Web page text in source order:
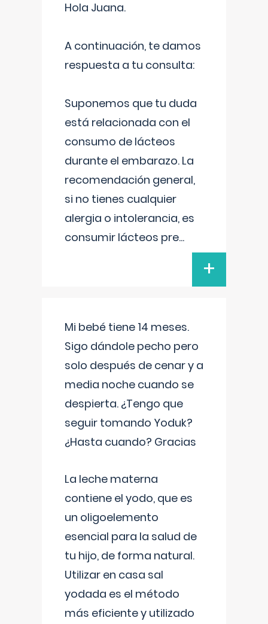
Hola Juana.
A continuación, te damos
respuesta a tu consulta:
Suponemos que tu duda
está relacionada con el
consumo de lácteos
durante el embarazo. La
recomendación general,
si no tienes cualquier
alergia o intolerancia, es
consumir lácteos pre...
+
Mi bebé tiene 14 meses.
Sigo dándole pecho pero
solo después de cenar y a
media noche cuando se
despierta. ¿Tengo que
seguir tomando Yoduk?
¿Hasta cuando? Gracias
La leche materna
contiene el yodo, que es
un oligoelemento
esencial para la salud de
tu hijo, de forma natural.
Utilizar en casa sal
yodada es el método
más eficiente y utilizado